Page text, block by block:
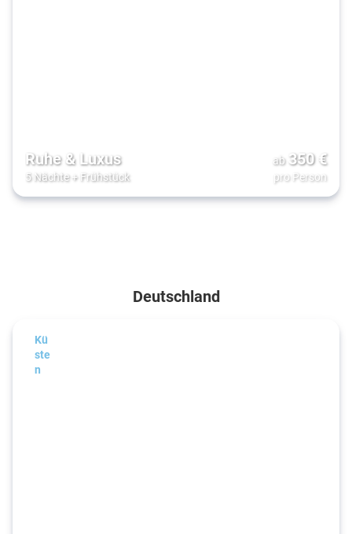
Ruhe & Luxus
5 Nächte+ Frühstück
ab 350€
pro Person
Deutschland
Kü
ste
n